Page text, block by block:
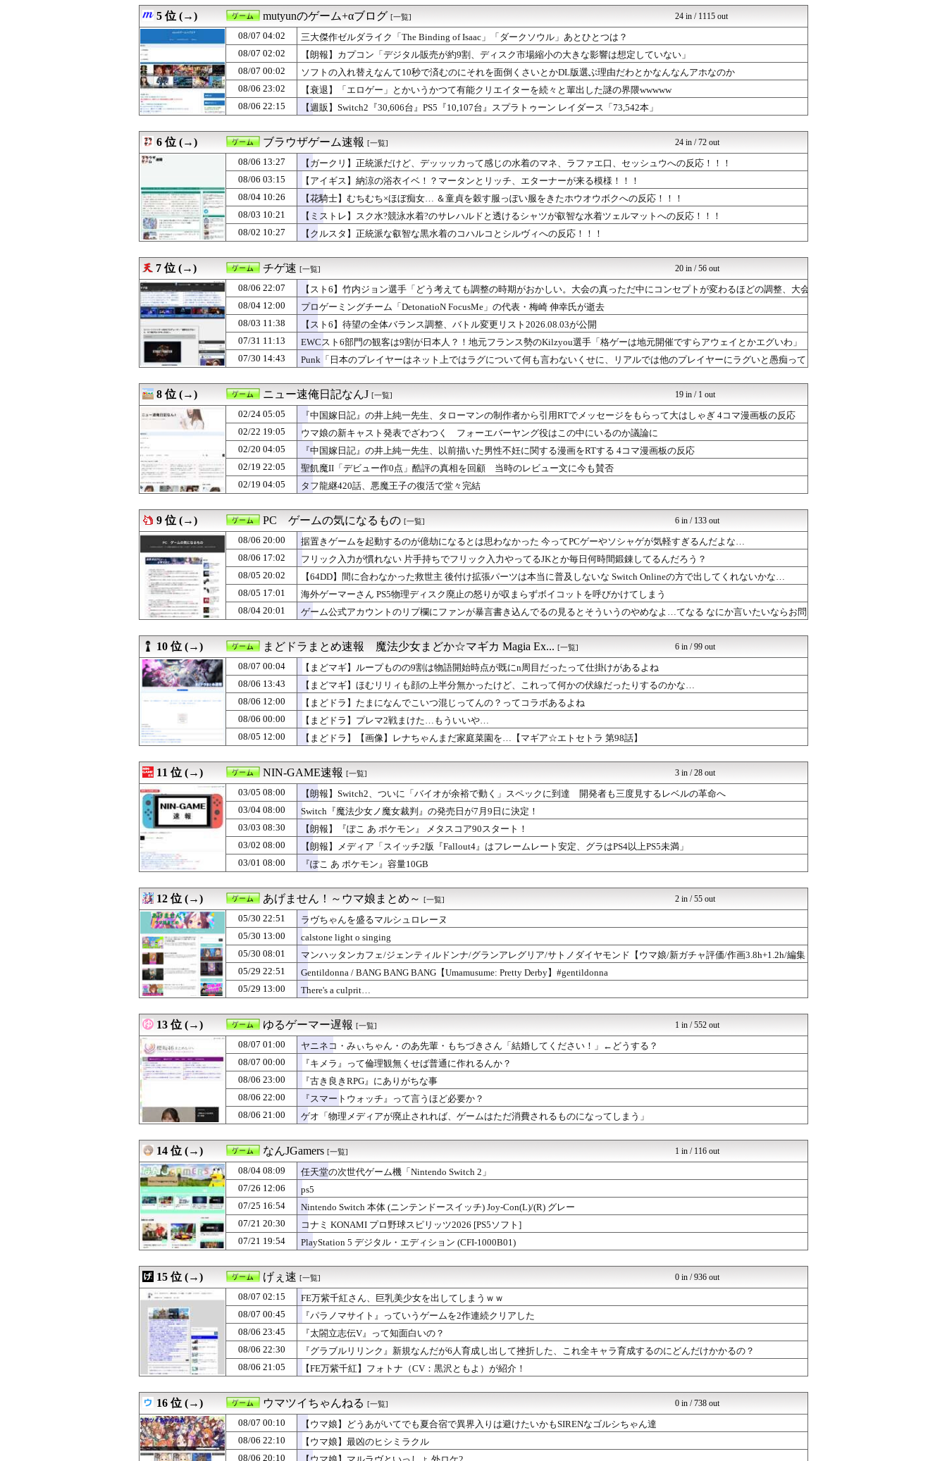
08/06 18:30
【FEH】温泉超英雄「双界マルス・ルキナ」「魔器ルフレ女」「クロム」「シーダ」...
ルフレch. - ファイア...
08/06 18:10
【ウマ娘】少年トレーナー君と幼馴染ネイチャ姉さん
ウマツイちゃんねる
08/06 18:05
【朗報】ファイアーエムブレム、ついにキャラ成長率がゲーム内で見れるようになる
08/06 18:00
【ポケチャン】対戦環境の停滞と今後の新要素追加に関するプレイヤーのリアルな意見
ポケチャン攻略まとめ速報｜...
08/06 18:00
『みんなのGOLF WORLD』、改善に向けてアプデ計画公表
ゆるゲーマー遅報
08/06 17:05
【ウマ娘】LA公演ツアー、キャンセルが出たので２次募集開始！サンタアニタパーク...
ウマ娘うまぴょい速報
08/06 17:02
フリック入力が慣れない 片手持ちでフリック入力やってるJKとか毎日何時間鍛錬し...
08/06 16:10
【ウマ娘】あの人の話2 ブエナビスタとシーザリオ
ウマツイちゃんねる
08/06 16:00
『ほの暮しの庭』買おうか迷ってるけどボリュームはどんなもんなんだろう？
けおけお速報
08/06 14:10
【ウマ娘】企画配信に挑戦してみたバクシンオー
08/06 14:00
すごいねアーティチョーク。食うところが全然ねえ…！
けおけお速報
08/06 13:43
【まどマギ】ほむリリィも顔の上半分無かったけど、これって何かの伏線だったりする...
まどドラまとめ速報 魔法少...
【ガークリ】正統派だけど、デッッッカって感じの水着のマネ、ラファエ口、セッシュ...
ブラウザゲーム速報
08/06 12:30
【FE万紫千紅】今のところこのリシテアみたいなデカパイ籠手使いが一番見た目好み
ルフレch. - ファイア...
08/06 12:10
【ウマ娘】ふつくしいポーズをとるルーラーシップ
ウマツイちゃんねる
08/06 12:00
【ドラクエウォーク】千里行を快適に周回！ワンパン編成と武器変更による効率改善
ドラゴンクエストウォークま...
08/06 12:00
【まどドラ】たまになんでこいつ混じってんの？ってコラボあるよね
まどドラまとめ速報 魔法少...
08/06 12:00
【ミリシタ】イベント『Destiny』8/6 0時時点でのポイント、ハイスコア...
08/06 12:00
『ダークソウル』グウィンが発売当時のプレイヤーにとってバカみたいに強いボスだっ...
けおけお速報
08/06 11:00
【ポケチャン】ムラっけオニゴーリ・スコヴィラン戦術の強さと対策を巡る意見まとめ
08/06 10:10
【ウマ娘】ゴルシとマックイーンその2163
ウマツイちゃんねる
08/06 10:00
【ポケモンチャンピオンズ】主人公のキャラメイクとJK風コーディネート、男主人公...
ポケチャン攻略まとめ速報｜...
08/06 10:00
『ファイアーエムブレム 万紫千紅』主人公の見た目を変えられるのは久しぶりだな
けおけお速報
08/06 05:00
【NGS】メインストーリー更新！今回はバトルもあるぞ！そして続きが気になる展開...
08/06 03:15
【アイギス】納涼の浴衣イベ！？マータンとリッチ、エターナーが来る模様！！！
ブラウザゲーム速報
08/06 01:10
お前らが思うバカゲーて何？
ゲーハーの窓
08/06 00:30
【FE万紫千紅】これゲームの全体の流れどんな感じになるんだ…？
ルフレch. - ファイア...
08/06 00:00
【モンハンワイルズ】罠の上に大タル爆弾は迷惑？吹き飛ばしと立ち回りを巡る議論
【モンハンワイルズ】モンス...
08/06 00:00
【ドラクエウォーク】おやすむ・もぐもぐは必要？報酬とバッテリー消費を巡る評価
08/05 23:30
【ミリシタ】同級生の脳を破壊していそうなアイドルちゃん🧠⚡
ミリシタまとめ雑談
08/05 23:05
除霊ゲームさん、泣く泣くクソアプデしてしまう
ゲーハーの窓
08/05 22:00
【ミリシタ】イベント『Destiny』コミュを見たみんなの反応は👀 ※ネタバレ...
ミリシタまとめ雑談
08/05 22:00
女性漫画家あるあるとかあれば教えてほしい
けおけお速報
08/05 21:30
【FE万紫千紅】セテス…一体誰なんだ…すごい見覚えのあるキャラ多い
08/05 21:05
ちびまるこちゃんのゲームがもし今でたらどんなのになるのか
ゲーハーの窓
08/05 21:00
【ミリシタ】セーラーミズギって結構攻めてるよね👙
ミリシタまとめ雑談
08/05 20:00
『Dr.スランプ』茶化されてるけど千兵衛さんガチで天才だよね
けおけお速報
08/05 19:28
【ドラクエウォーク】運営はピサロ推し？歴代武器と魔力の宝鞭を振り返る
ドラゴンクエストウォークま...
08/05 19:24
【ドラクエウォーク】新水着の見た目をどう評価する？パレオやタイプ2装備に様々な...
ドラゴンクエストウォークま...
08/05 19:00
【ポケチャン】アーマーガアでドリュウズは受けられる？つのドリル試行回数と有利不...
ポケチャン攻略まとめ速報｜...
08/05 18:30
【FE万紫千紅】今作のマイユニはキャラメイク可能！こういうのはif以来だな
ルフレch. - ファイア...
08/05 18:00
【ポケモンチャンピオンズ】マニューラ評価まとめ 技範囲や覚える技・オオニューラ...
ポケチャン攻略まとめ速報｜...
08/05 17:01
海外ゲーマーさん PS5物理ディスク廃止の怒りが収まらずボイコットを呼びかけて...
PC ゲームの気になるもの
08/05 12:00
【ポケモンチャンピオンズ】オーロンゲの仕事阻止は不可能なのか？対策やいたずらご...
ポケチャン攻略まとめ速報｜...
08/05 12:00
【まどドラ】【画像】レナちゃんまだ家庭菜園を…【マギア☆エトセトラ 第98話】
まどドラまとめ速報 魔法少...
08/05 01:00
【NGS】ルーサー緊急、新武器、東方コラボ、EXレベル40… 8/5はアップデ...
ぷそファン@PSO2NGS...
08/05 00:00
【まどドラ】葉月ふうか水ほむ砲の編成しかいねえ
まどドラまとめ速報 魔法少...
08/05 00:00
【モンハンワイルズ】アルマやNPCが邪魔？当たり判定・会話誤爆・進行妨害への不...
【モンハンワイルズ】モンス...
08/04 23:05
FF10の名シーン←思い浮かべたもの
ゲーハーの窓
08/04 20:01
ゲーム公式アカウントのリプ欄にファンが暴言書き込んでるの見るとそういうのやめな...
PC ゲームの気になるもの
08/04 17:07
スーパーやコンビニで手前どりに協力してる？
08/04 12:00
【まどマギ】もうちょっと皆といいコミュニケーションが取れてたらなってみんな思う
08/04 12:00
プロゲーミングチーム「DetonatioN FocusMe」の代表・梅崎 伸幸...
チゲ速
08/04 10:26
【花騎士】むちむち×ほぼ痴女… ＆童貞を穀す服っぽい服をきたホウオウボクへの反...
ブラウザゲーム速報
5 位 (→) mutyunのゲーム+αブログ [一覧] 24 in / 1115 out
08/07 04:02
三大傑作ゼルダライク「The Binding of Isaac」「ダークソウル」あとひとつは？
08/07 02:02
【朗報】カプコン「デジタル販売が約9割、ディスク市場縮小の大きな影響は想定していない」
08/07 00:02
ソフトの入れ替えなんて10秒で済むのにそれを面倒くさいとかDL版選ぶ理由だわとかなんなんアホなのか
08/06 23:02
【衰退】「エロゲー」とかいうかつて有能クリエイターを続々と輩出した謎の界隈wwwww
08/06 22:15
【週販】Switch2『30,606台』PS5『10,107台』スプラトゥーン レイダース「73,542本」
6 位 (→) ブラウザゲーム速報 [一覧] 24 in / 72 out
08/06 13:27
【ガークリ】正統派だけど、デッッッカって感じの水着のマネ、ラファエ口、セッシュウへの反応！！！
08/06 03:15
【アイギス】納涼の浴衣イベ！？マータンとリッチ、エターナーが来る模様！！！
08/04 10:26
【花騎士】むちむち×ほぼ痴女… ＆童貞を穀す服っぽい服をきたホウオウボクへの反応！！！
08/03 10:21
【ミストレ】スク水?競泳水着?のサレハルドと透けるシャツが叡智な水着ツェルマットへの反応！！！
08/02 10:27
【クルスタ】正統派な叡智な黒水着のコハルコとシルヴィへの反応！！！
7 位 (→) チゲ速 [一覧] 20 in / 56 out
08/06 22:07
【スト6】竹内ジョン選手「どう考えても調整の時期がおかしい。大会の真っただ中にコンセプトが変わるほどの調整、大会
が終わった後は微調整。趣旨が一貫してない」
08/04 12:00
プロゲーミングチーム「DetonatioN FocusMe」の代表・梅崎 伸幸氏が逝去
08/03 11:38
【スト6】待望の全体バランス調整、バトル変更リスト2026.08.03が公開
07/31 11:13
EWCスト6部門の観客は9割が日本人？！地元フランス勢のKilzyou選手「格ゲーは地元開催ですらアウェイとかエグいわ」
07/30 14:43
Punk「日本のプレイヤーはネット上ではラグについて何も言わないくせに、リアルでは他のプレイヤーにラグいと愚痴って
8 位 (→) ニュー速俺日記なんJ [一覧] 19 in / 1 out
02/24 05:05
『中国嫁日記』の井上純一先生、タローマンの制作者から引用RTでメッセージをもらって大はしゃぎ 4コマ漫画板の反応
02/22 19:05
ウマ娘の新キャスト発表でざわつく フォーエバーヤング役はこの中にいるのか議論に
02/20 04:05
『中国嫁日記』の井上純一先生、以前描いた男性不妊に関する漫画をRTする 4コマ漫画板の反応
02/19 22:05
聖飢魔II「デビュー作0点」酷評の真相を回顧 当時のレビュー文に今も賛否
02/19 04:05
タフ龍継420話、悪魔王子の復活で堂々完結
9 位 (→) PC ゲームの気になるもの [一覧] 6 in / 133 out
08/06 20:00
据置きゲームを起動するのが億劫になるとは思わなかった 今ってPCゲーやソシャゲが気軽すぎるんだよな…
08/06 17:02
フリック入力が慣れない 片手持ちでフリック入力やってるJKとか毎日何時間鍛錬してるんだろう？
08/05 20:02
【64DD】間に合わなかった救世主 後付け拡張パーツは本当に普及しないな Switch Onlineの方で出してくれないかな…
08/05 17:01
海外ゲーマーさん PS5物理ディスク廃止の怒りが収まらずボイコットを呼びかけてしまう
08/04 20:01
ゲーム公式アカウントのリプ欄にファンが暴言書き込んでるの見るとそういうのやめなよ…てなる なにか言いたいならお問
10 位 (→) まどドラまとめ速報 魔法少女まどか☆マギカ Magia Ex... [一覧] 6 in / 99 out
08/07 00:04
【まどマギ】ループものの9割は物語開始時点が既にn周目だったって仕掛けがあるよね
08/06 13:43
【まどマギ】ほむリリィも顔の上半分無かったけど、これって何かの伏線だったりするのかな…
08/06 12:00
【まどドラ】たまになんでこいつ混じってんの？ってコラボあるよね
08/06 00:00
【まどドラ】プレマ2戦まけた…もういいや…
08/05 12:00
【まどドラ】【画像】レナちゃんまだ家庭菜園を…【マギア☆エトセトラ 第98話】
11 位 (→) NIN-GAME速報 [一覧] 3 in / 28 out
03/05 08:00
【朗報】Switch2、ついに「バイオが余裕で動く」スペックに到達 開発者も三度見するレベルの革命へ
03/04 08:00
Switch『魔法少女ノ魔女裁判』の発売日が7月9日に決定！
03/03 08:30
【朗報】『ぽこ あ ポケモン』 メタスコア90スタート！
03/02 08:00
【朗報】メディア「スイッチ2版『Fallout4』はフレームレート安定、グラはPS4以上PS5未満」
03/01 08:00
『ぽこ あ ポケモン』容量10GB
12 位 (→) あげません！～ウマ娘まとめ～ [一覧] 2 in / 55 out
05/30 22:51
ラヴちゃんを盛るマルシュロレーヌ
05/30 13:00
calstone light o singing
05/30 08:01
マンハッタンカフェ/ジェンティルドンナ/グランアレグリア/サトノダイヤモンド【ウマ娘/新ガチャ評価/作画3.8h+1.2h/編集
5.8h】
05/29 22:51
Gentildonna / BANG BANG BANG【Umamusume: Pretty Derby】#gentildonna
05/29 13:00
There's a culprit…
13 位 (→) ゆるゲーマー遅報 [一覧] 1 in / 552 out
08/07 01:00
ヤニネコ・みぃちゃん・のあ先輩・もちづきさん「結婚してください！」←どうする？
08/07 00:00
『キメラ』って倫理観無くせば普通に作れるんか？
08/06 23:00
『古き良きRPG』にありがちな事
08/06 22:00
『スマートウォッチ』って言うほど必要か？
08/06 21:00
ゲオ「物理メディアが廃止されれば、ゲームはただ消費されるものになってしまう」
14 位 (→) なんJGamers [一覧] 1 in / 116 out
08/04 08:09
任天堂の次世代ゲーム機「Nintendo Switch 2」
07/26 12:06
ps5
07/25 16:54
Nintendo Switch 本体 (ニンテンドースイッチ) Joy-Con(L)/(R) グレー
07/21 20:30
コナミ KONAMI プロ野球スピリッツ2026 [PS5ソフト]
07/21 19:54
PlayStation 5 デジタル・エディション (CFI-1000B01)
15 位 (→) げぇ速 [一覧] 0 in / 936 out
08/07 02:15
FE万紫千紅さん、巨乳美少女を出してしまうｗｗ
08/07 00:45
『パラノマサイト』っていうゲームを2作連続クリアした
08/06 23:45
『太閤立志伝V』って知面白いの？
08/06 22:30
『グラブルリリンク』新規なんだが6人育成し出して挫折した、これ全キャラ育成するのにどんだけかかるの？
08/06 21:05
【FE万紫千紅】フォトナ（CV：黒沢ともよ）が紹介！
16 位 (→) ウマツイちゃんねる [一覧] 0 in / 738 out
08/07 00:10
【ウマ娘】どうあがいてでも夏合宿で異界入りは避けたいかもSIRENなゴルシちゃん達
08/06 22:10
【ウマ娘】最凶のヒシミラクル
08/06 20:10